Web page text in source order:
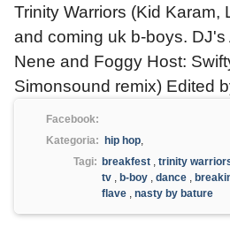
Trinity Warriors (Kid
and coming uk b-boys.
Nene and Foggy Host:
Simonsound remix) Edited
Facebook:
Kategoria:
hip hop,
Tagi: breakfest , trinity
tv , b-boy , dance ,
flave , nasty by bature